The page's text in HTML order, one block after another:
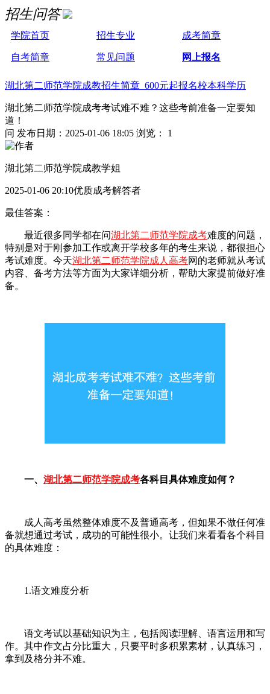
招生问答
学院首页 招生专业 成考简章
自考简章 常见问题 网上报名
湖北第二师范学院成教招生简章 600元起报名校本科学历
湖北第二师范学院成考考试难不难？这些考前准备一定要知
道！
问 发布日期：2025-01-06 18:05 浏览： 1
湖北第二师范学院成教学姐
2025-01-06 20:10优质成考解答者
最佳答案：
最近很多同学都在问湖北第二师范学院成考难度的问题，
特别是对于刚参加工作或离开学校多年的考生来说，都很担心
考试难度。今天湖北第二师范学院成人高考网的老师就从考试
内容、备考方法等方面为大家详细分析，帮助大家提前做好准
备。
一、 湖北第二师范学院成考各科目具体难度如何？
成人高考虽然整体难度不及普通高考，但如果不做任何准
备就想通过考试，成功的可能性很小。让我们来看看各个科目
的具体难度：
1.语文难度分析
语文考试以基础知识为主，包括阅读理解、语言运用和写
作。其中作文占分比重大，只要平时多积累素材，认真练习，
拿到及格分并不难。